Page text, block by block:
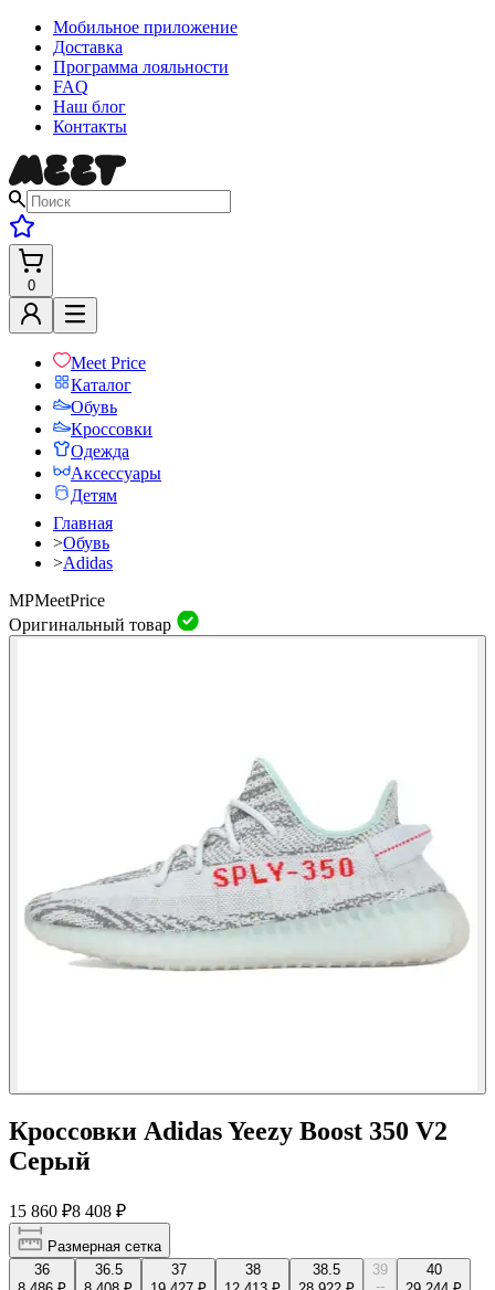
Мобильное приложение
Доставка
Программа лояльности
FAQ
Наш блог
Контакты
0
Meet Price
Каталог
Обувь
Кроссовки
Одежда
Аксессуары
Детям
Главная
>Обувь
>Adidas
MPMeetPrice
Оригинальный товар
Кроссовки Adidas Yeezy Boost 350 V2
Серый
15 860 ₽8 408 ₽
Размерная сетка
36
36.5
37
38
38.5
39
--
40